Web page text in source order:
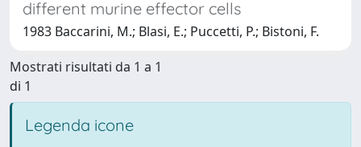
different murine effector cells
1983 Baccarini, M.; Blasi, E.; Puccetti, P.; Bistoni, F.
Mostrati risultati da 1 a 1
di 1
Legenda icone